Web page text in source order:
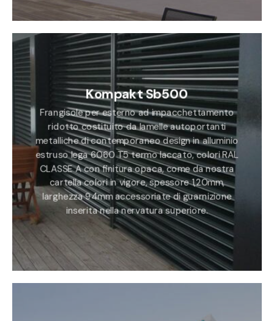
Kompakt Sb500
Frangisole per esterno ad impacchettamento
ridotto costituito da lamelle autoportanti
metalliche di contemporaneo design in alluminio
estruso lega 6060 T5 termo laccato, colori RAL
CLASSE A con finitura opaca, come da nostra
cartella colori in vigore, spessore 1,20mm,
larghezza 94mm accessoriate di guarnizione
inserita nella nervatura superiore.